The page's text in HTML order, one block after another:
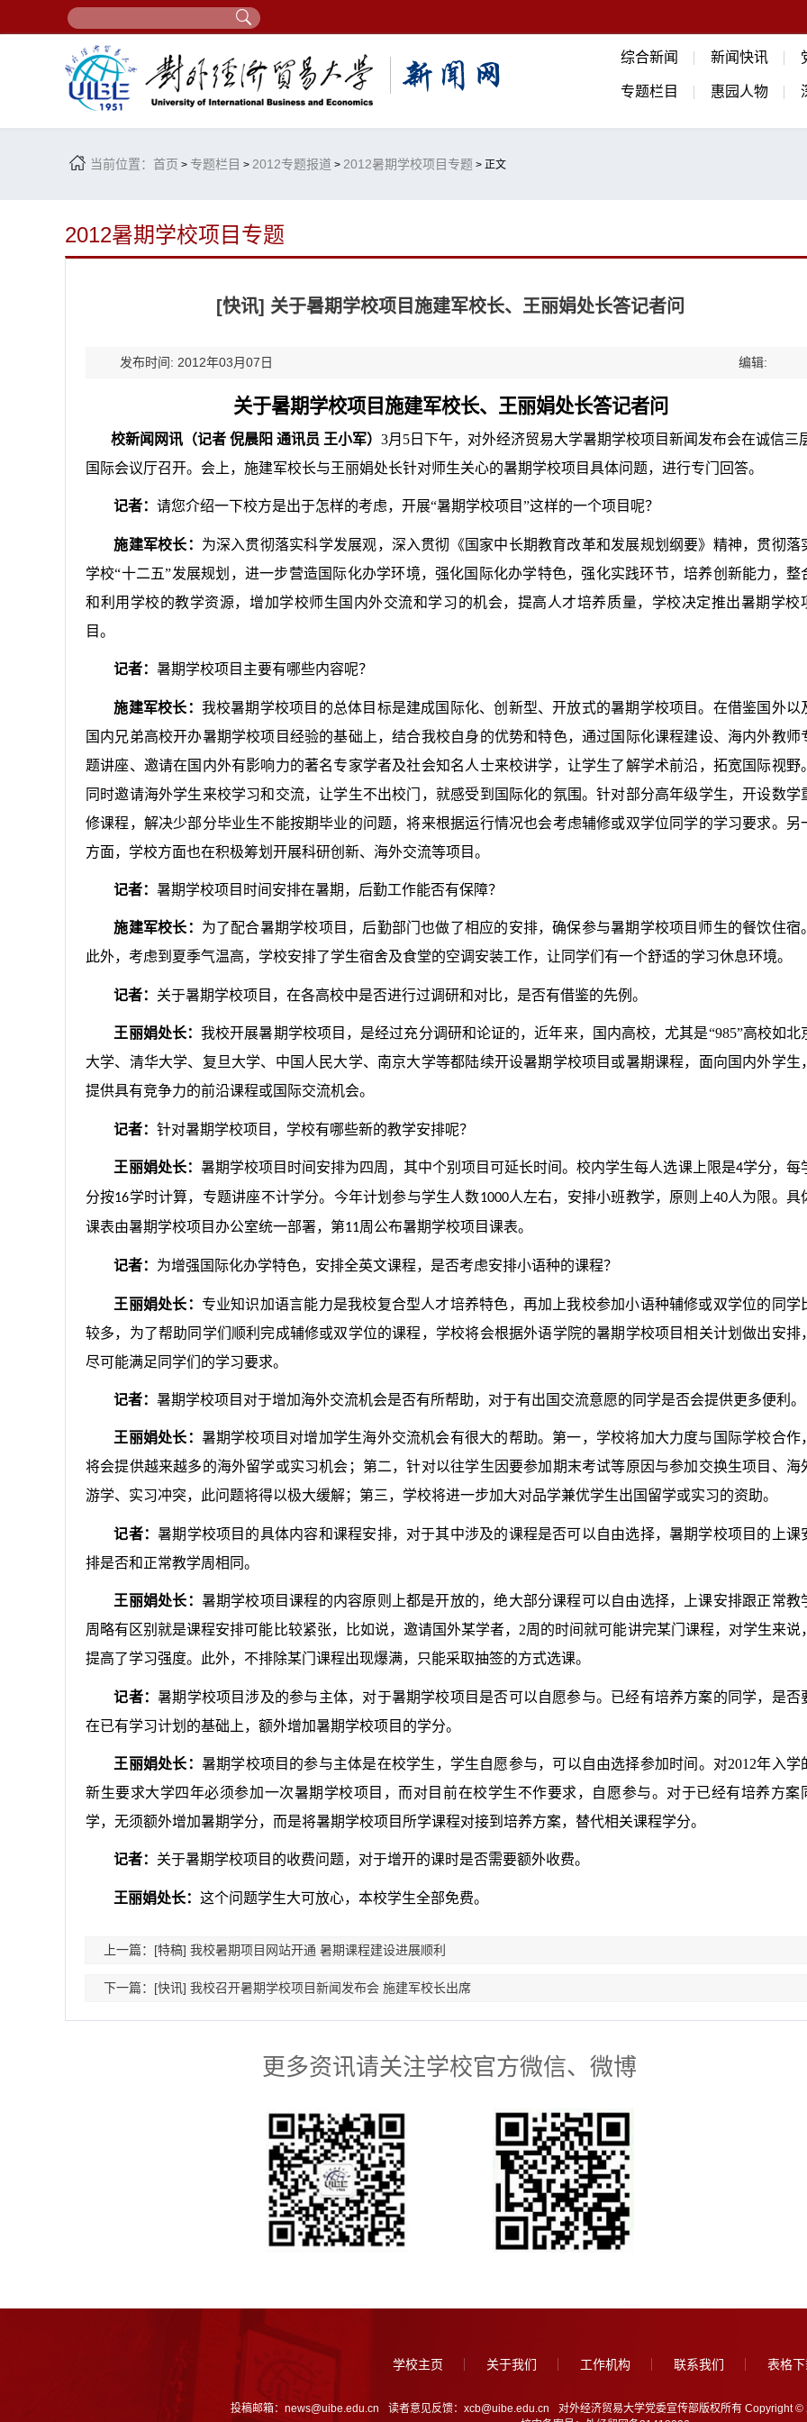
综合新闻 新闻快讯
专题栏目 惠园人物
当前位置： 首页 > 专题栏目 > 2012专题报道 > 2012暑期学校项目专题 > 正文
2012暑期学校项目专题
[快讯] 关于暑期学校项目施建军校长、王丽娟处长答记者问
发布时间: 2012年03月07日 编辑:
关于暑期学校项目施建军校长、王丽娟处长答记者问
校新闻网讯（记者 倪晨阳 通讯员 王小军） 3月 5 日下午，对外经济贸易大学暑期学校项目新闻发布会在诚信三
国际会议厅召开。会上，施建军校长与王丽娟处长针对师生关心的暑期学校项目具体问题，进行专门回答。
记者：请您介绍一下校方是出于怎样的考虑，开展“暑期学校项目”这样的一个项目呢？
施建军校长： 为深入贯彻落实科学发展观，深入贯彻《国家中长期教育改革和发展规划纲要》精神，贯彻落
学校“十二五”发展规划，进一步营造国际化办学环境，强化国际化办学特色，强化实践环节，培养创新能力，整
和利用学校的教学资源，增加学校师生国内外交流和学习的机会，提高人才培养质量，学校决定推出暑期学校
目。
记者：暑期学校项目主要有哪些内容呢？
施建军校长： 我校暑期学校项目的总体目标是建成国际化、创新型、开放式的暑期学校项目。在借鉴国外以
国内兄弟高校开办暑期学校项目经验的基础上，结合我校自身的优势和特色，通过国际化课程建设、海内外教师
题讲座、邀请在国内外有影响力的著名专家学者及社会知名人士来校讲学，让学生了解学术前沿，拓宽国际视野。
同时邀请海外学生来校学习和交流，让学生不出校门，就感受到国际化的氛围。针对部分高年级学生，开设数学
修课程，解决少部分毕业生不能按期毕业的问题，将来根据运行情况也会考虑辅修或双学位同学的学习要求。另
方面，学校方面也在积极筹划开展科研创新、海外交流等项目。
记者：暑期学校项目时间安排在暑期，后勤工作能否有保障？
施建军校长： 为了配合暑期学校项目，后勤部门也做了相应的安排，确保参与暑期学校项目师生的餐饮住宿。
此外，考虑到夏季气温高，学校安排了学生宿舍及食堂的空调安装工作，让同学们有一个舒适的学习休息环境。
记者： 关于暑期学校项目，在各高校中是否进行过调研和对比，是否有借鉴的先例。
王丽娟处长：我校开展暑期学校项目，是经过充分调研和论证的，近年来，国内高校，尤其是“985”高校如北
大学、清华大学、复旦大学、中国人民大学、南京大学等都陆续开设暑期学校项目或暑期课程，面向国内外学生，
提供具有竞争力的前沿课程或国际交流机会。
记者：针对暑期学校项目，学校有哪些新的教学安排呢？
王丽娟处长： 暑期学校项目时间安排为四周，其中个别项目可延长时间。校内学生每人选课上限是4学分，每
分按16学时计算，专题讲座不计学分。今年计划参与学生人数1000人左右，安排小班教学，原则上40人为限。具
课表由暑期学校项目办公室统一部署，第11周公布暑期学校项目课表。
记者： 为增强国际化办学特色，安排全英文课程，是否考虑安排小语种的课程？
王丽娟处长： 专业知识加语言能力是我校复合型人才培养特色，再加上我校参加小语种辅修或双学位的同学
较多，为了帮助同学们顺利完成辅修或双学位的课程，学校将会根据外语学院的暑期学校项目相关计划做出安排，
尽可能满足同学们的学习要求。
记者：暑期学校项目对于增加海外交流机会是否有所帮助，对于有出国交流意愿的同学是否会提供更多便利。
王丽娟处长： 暑期学校项目对增加学生海外交流机会有很大的帮助。第一，学校将加大力度与国际学校合作，
将会提供越来越多的海外留学或实习机会；第二，针对以往学生因要参加期末考试等原因与参加交换生项目、海
游学、实习冲突，此问题将得以极大缓解；第三，学校将进一步加大对品学兼优学生出国留学或实习的资助。
记者：暑期学校项目的具体内容和课程安排，对于其中涉及的课程是否可以自由选择，暑期学校项目的上课
排是否和正常教学周相同。
王丽娟处长： 暑期学校项目课程的内容原则上都是开放的，绝大部分课程可以自由选择，上课安排跟正常教
周略有区别就是课程安排可能比较紧张，比如说，邀请国外某学者， 2周的时间就可能讲完某门课程，对学生来说，
提高了学习强度。此外，不排除某门课程出现爆满，只能采取抽签的方式选课。
记者：暑期学校项目涉及的参与主体，对于暑期学校项目是否可以自愿参与。已经有培养方案的同学，是否
在已有学习计划的基础上，额外增加暑期学校项目的学分。
王丽娟处长： 暑期学校项目的参与主体是在校学生，学生自愿参与，可以自由选择参加时间。对2012年入学
新生要求大学四年必须参加一次暑期学校项目，而对目前在校学生不作要求，自愿参与。对于已经有培养方案
学，无须额外增加暑期学分，而是将暑期学校项目所学课程对接到培养方案，替代相关课程学分。
记者： 关于暑期学校项目的收费问题，对于增开的课时是否需要额外收费。
王丽娟处长：这个问题学生大可放心，本校学生全部免费。
上一篇：[特稿] 我校暑期项目网站开通 暑期课程建设进展顺利
下一篇：[快讯] 我校召开暑期学校项目新闻发布会 施建军校长出席
更多资讯请关注学校官方微信、微博
学校主页 关于我们 工作机构 联系我们 表格
投稿邮箱：news@uibe.edu.cn 读者意见反馈：xcb@uibe.edu.cn
对外经济贸易大学党委宣传部版权所有 Copyright